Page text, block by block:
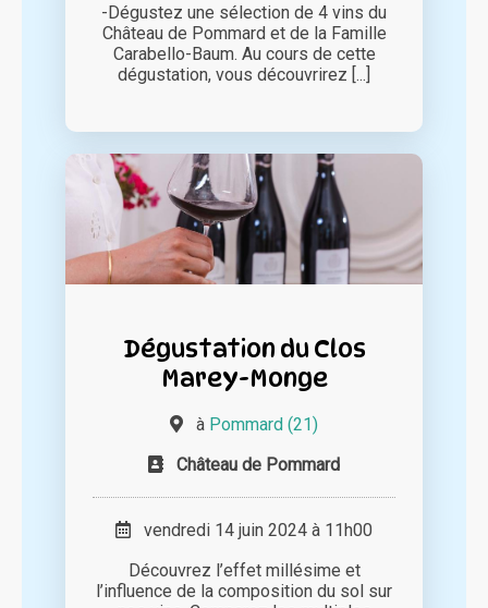
-Dégustez une sélection de 4 vins du
Château de Pommard et de la Famille
Carabello-Baum. Au cours de cette
dégustation, vous découvrirez [...]
Dégustation du Clos
Marey-Monge
à Pommard (21)
Château de Pommard
vendredi 14 juin 2024 à 11h00
Découvrez l’effet millésime et
l’influence de la composition du sol sur